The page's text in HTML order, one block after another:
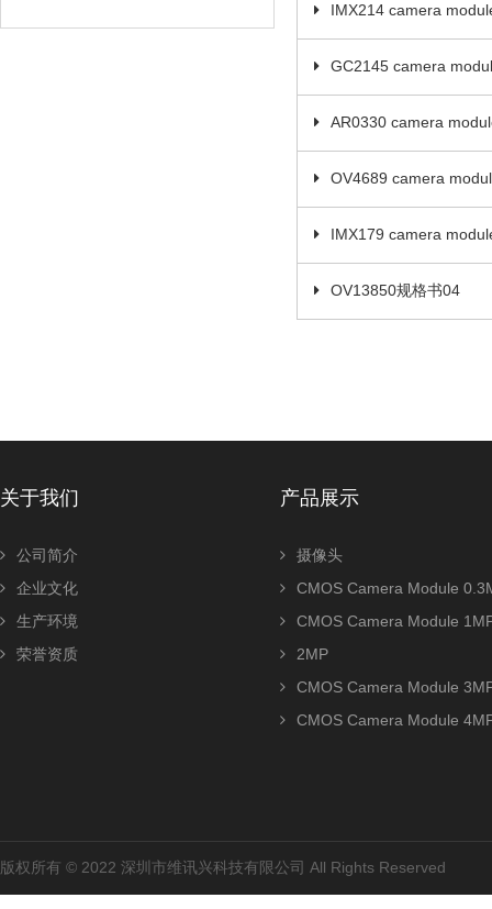
IMX214 camera
GC2145 camera
AR0330 camera
OV4689 camera
IMX179 camera
OV13850规格书04
关于我们
公司简介
企业文化
生产环境
荣誉资质
产品展示
摄像头
CMOS Camera Module
CMOS Camera Module
2MP
CMOS Camera Module
CMOS Camera Module
版权所有 © 2022 深圳市维讯兴科技有限公司 All Rights Reserved